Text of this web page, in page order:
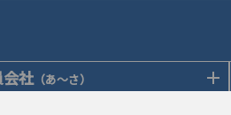
社 （あ〜さ）